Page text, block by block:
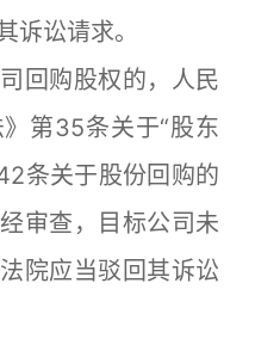
诉讼请求。
购股权的，人民
第35条关于“股东
条关于股份回购的
审查，目标公司未
院应当驳回其诉讼